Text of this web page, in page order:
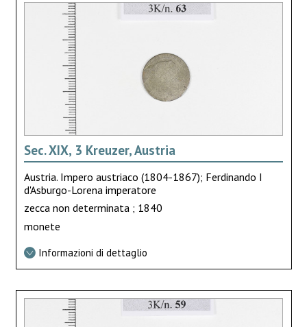
Sec. XIX, 3 Kreuzer, Austria
Austria. Impero austriaco (1804-1867); Ferdinando I
d'Asburgo-Lorena imperatore
zecca non determinata ; 1840
monete
Informazioni di dettaglio